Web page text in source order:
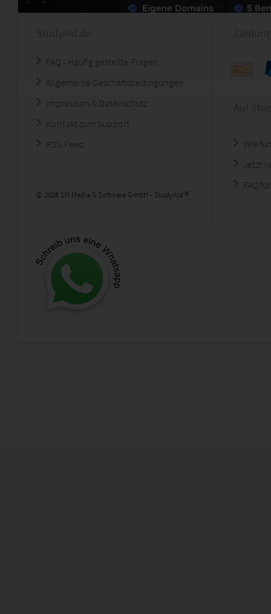
FAQ - Häufig gestellte Fragen
Allgemeine Geschäftsbedingungen
Impressum & Datenschutz
Kontakt zum Support
RSS-Feed
© 2026 1M Media & Software GmbH - StudyAid ®
Wie
Jetzt
FAQ